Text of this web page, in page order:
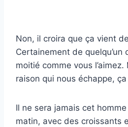
Non, il croira que ça vient de
Certainement de quelqu’un
moitié comme vous l’aimez.
raison qui nous échappe,
Il ne sera jamais cet
matin, avec des croissants